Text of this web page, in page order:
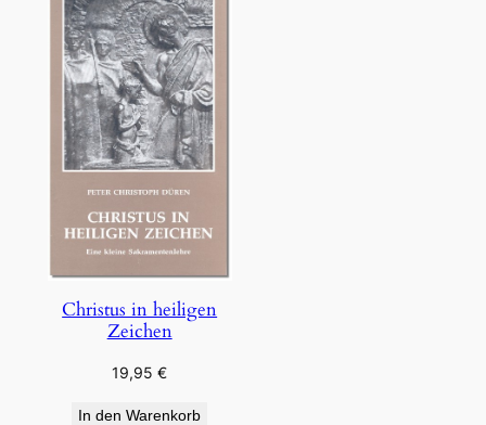
Christus in heiligen
Zeichen
19,95€
In den Warenkorb